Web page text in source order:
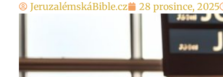
JeruzalémskáBible.cz
28 prosince, 2025